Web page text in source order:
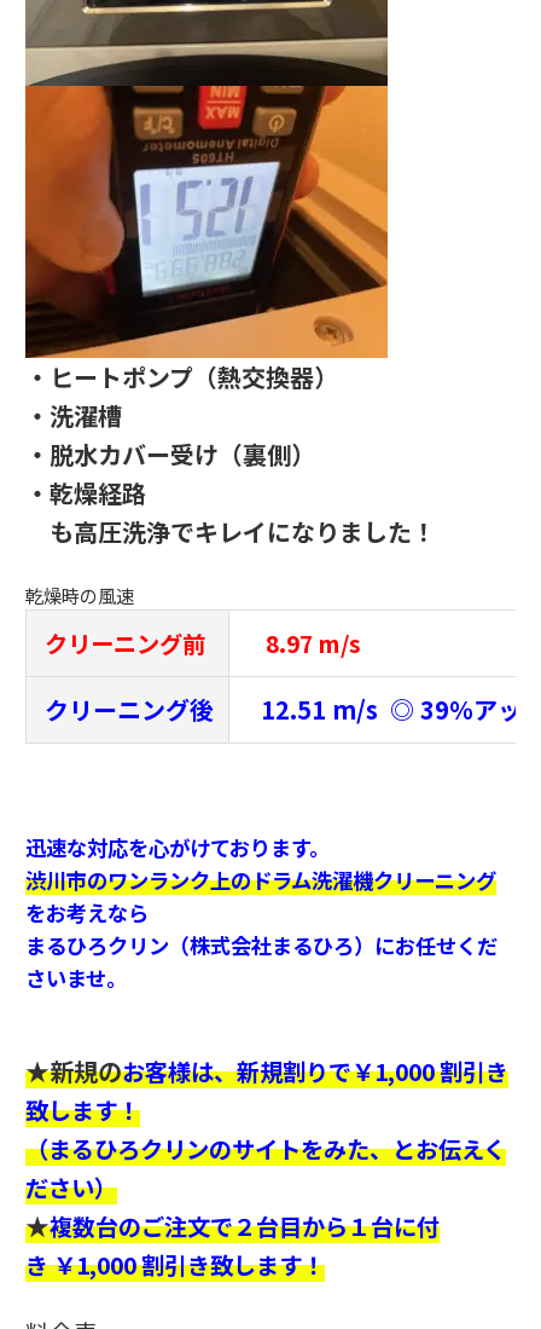
・ヒートポンプ（熱交換器）
・洗濯槽
・脱水カバー受け（裏側）
・乾燥経路
も高圧洗浄でキレイになりました！
乾燥時の風速
クリーニング前 8.97 m/s
クリーニング後 12.51 m/s ◎ 39％アッ
迅速な対応を心がけております。
渋川市のワンランク上のドラム洗濯機クリーニング
をお考えなら
まるひろクリン（株式会社まるひろ）にお任せくだ
さいませ。
★新規のお客様は、新規割りで￥1,000 割引き
致します！
（まるひろクリンのサイトをみた、とお伝えく
ださい）
★複数台のご注文で２台目から１台に付
き ￥1,000 割引き致します！